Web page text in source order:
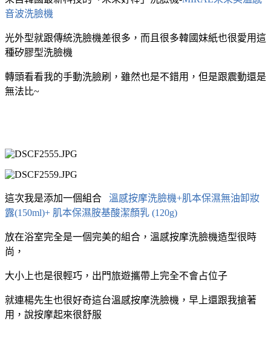
音波洗臉機
光外型就跟傳統洗臉機差很多，而且很多韓國妹紙也很愛用這
種矽膠型洗臉機
轉頭看看我的手動洗臉刷，雖然也是不錯用，但是跟震動還是
無法比~
這次我是添加一個組合 溫感按摩洗臉機+肌本保濕無油卸妝
露(150ml)+ 肌本保濕胺基酸潔顏乳 (120g)
放在浴室完全是一個完美的組合，溫感按摩洗臉機造型很時
尚，
大小上也是很輕巧，出門旅遊攜帶上完全不會占位子
就連楊先生也很好奇這台溫感按摩洗臉機，早上還跟我搶著
用，說按摩起來很舒服